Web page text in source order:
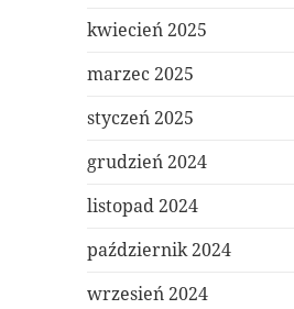
kwiecień 2025
marzec 2025
styczeń 2025
grudzień 2024
listopad 2024
październik 2024
wrzesień 2024